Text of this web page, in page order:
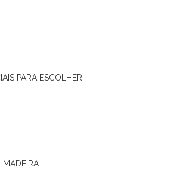
PARA ESCOLHER
MADEIRA